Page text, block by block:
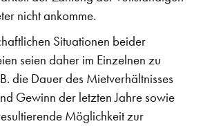
nicht ankomme.
Situationen beider
seien daher im Einzelnen zu
die Dauer des Mietverhältnisses
Gewinn der letzten Jahre sowie
Möglichkeit zur